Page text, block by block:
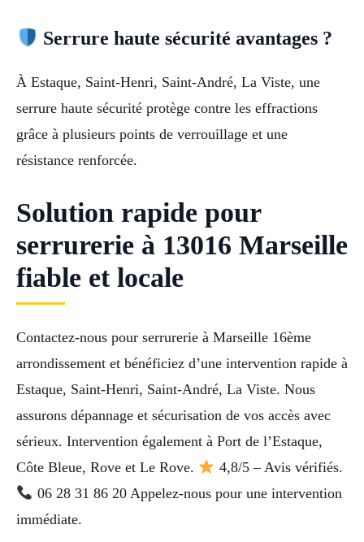
Serrure haute sécurité avantages ?
À Estaque, Saint-Henri, Saint-André, La Viste, une
serrure haute sécurité protège contre les effractions
grâce à plusieurs points de verrouillage et une
résistance renforcée.
Solution rapide pour
serrurerie à 13016 Marseille
fiable et locale
Contactez-nous pour serrurerie à Marseille 16ème
arrondissement et bénéficiez d’une intervention rapide à
Estaque, Saint-Henri, Saint-André, La Viste. Nous
assurons dépannage et sécurisation de vos accès avec
sérieux. Intervention également à Port de l’Estaque,
Côte Bleue, Rove et Le Rove.
4,8/5 – Avis vérifiés.
06 28 31 86 20 Appelez-nous pour une intervention
immédiate.